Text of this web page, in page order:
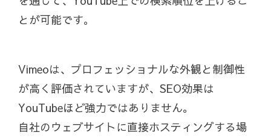
とが可能です。
Vimeoは、プロフェッショナルな外観と制御性
が高く評価されていますが、SEO効果は
YouTubeほど強力ではありません。
自社のウェブサイトに直接ホスティングする場